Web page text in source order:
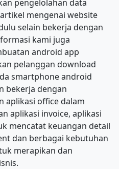
pengelolahan data
mengenai website
selain bekerja dengan
kami juga
android app
pelanggan download
smartphone android
bekerja dengan
aplikasi office dalam
aplikasi invoice, aplikasi
mencatat keuangan detail
dan berbagai kebutuhan
merapikan dan